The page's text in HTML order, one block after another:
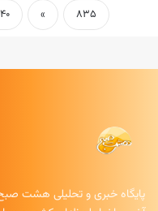
۸۳۵ »
پایگاه خبری و تحلیلی هشت